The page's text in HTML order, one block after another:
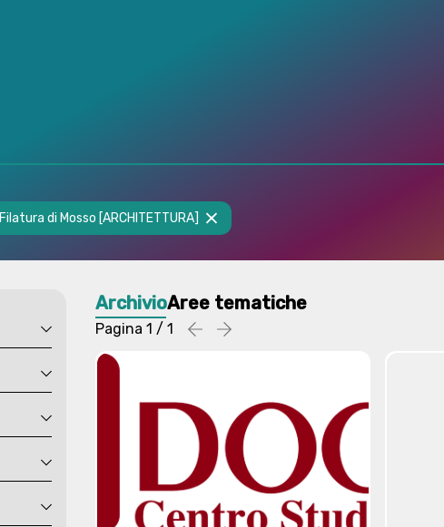
Filatura di Mosso [ARCHITETTURA]
ArchivioAree tematiche
Pagina 1 / 1 Precedente
successiva